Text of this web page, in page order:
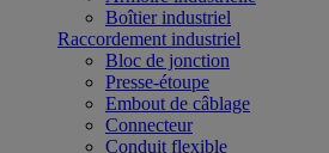
Boîtier industriel
Raccordement industriel
Bloc de jonction
Presse-étoupe
Embout de câblage
Connecteur
Conduit flexible